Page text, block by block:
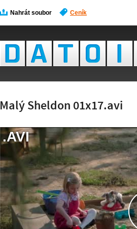
Nahrát soubor Ceník
Malý Sheldon 01x17.avi
.AVI